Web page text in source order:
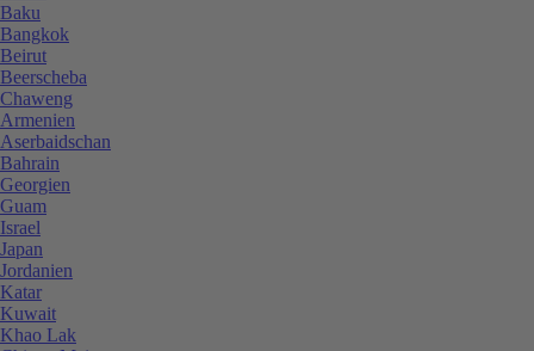
Baku
Bangkok
Beirut
Beerscheba
Chaweng
Armenien
Aserbaidschan
Bahrain
Georgien
Guam
Israel
Japan
Jordanien
Katar
Kuwait
Khao Lak